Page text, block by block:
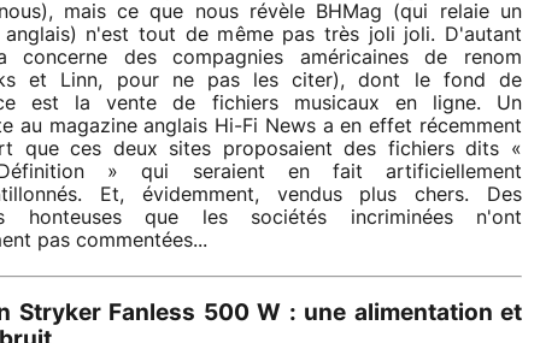
mais ce que nous révèle BHMag (qui relaie un
anglais) n'est tout de même pas très joli joli. D'autant
concerne des compagnies américaines de renom
et Linn, pour ne pas les citer), dont le fond de
est la vente de fichiers musicaux en ligne. Un
au magazine anglais Hi-Fi News a en effet récemment
que ces deux sites proposaient des fichiers dits «
» qui seraient en fait artificiellement
Et, évidemment, vendus plus chers. Des
honteuses que les sociétés incriminées n'ont
pas commentées...
Stryker Fanless 500 W : une alimentation et